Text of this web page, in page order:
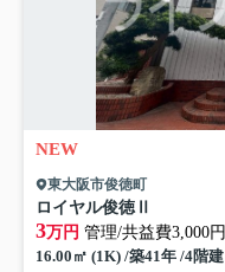
NEW
東大阪市俊徳町
ロイヤル俊徳Ⅱ
3万円 管理/共益費3,000円
16.00㎡ (1K) /築41年 /4階建